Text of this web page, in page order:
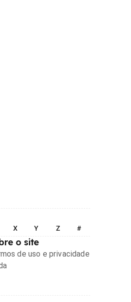
X Y Z #
o site
de uso e privacidade